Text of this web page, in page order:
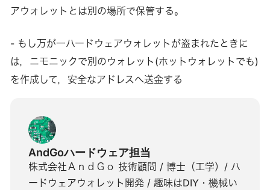
アウォレットとは別の場所で保管する。
- もし万が一ハードウェアウォレットが盗まれたときに
は，ニモニックで別のウォレット(ホットウォレットでも)
を作成して，安全なアドレスへ送金する
AndGoハードウェア担当
株式会社ＡｎｄＧｏ 技術顧問 / 博士（工学）/ ハ
ードウェアウォレット開発 / 趣味はDIY・機械い